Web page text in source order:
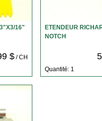
16"
$/ CH
ETENDEUR
NOTCH
Quantité: 1